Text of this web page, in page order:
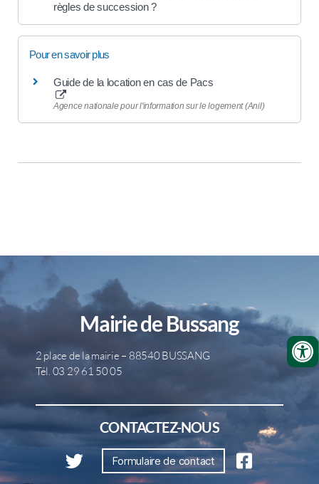
règles de succession ?
Pour en savoir plus
Guide de la location en cas de Pacs
Agence nationale pour l'information sur le logement (Anil)
Mairie de Bussang
2 place de la mairie – 88540 BUSSANG
Tél. 03 29 61 50 05
CONTACTEZ-NOUS
Formulaire de contact